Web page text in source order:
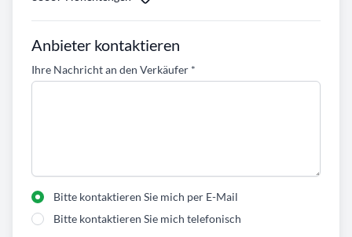
Anbieter kontaktieren
Ihre Nachricht an den Verkäufer *
Bitte kontaktieren Sie mich per E-Mail
Bitte kontaktieren Sie mich telefonisch